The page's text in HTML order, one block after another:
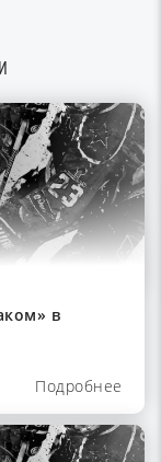
в
Подробнее